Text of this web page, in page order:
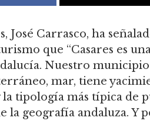
José Carrasco, ha
que “Casares es
Nuestro
mar, tiene
la tipología más típica de
la geografía andaluza. Y